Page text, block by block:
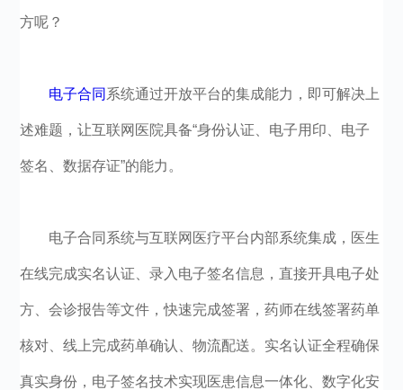
方呢？
电子合同 系统通过开放平台的集成能力，即可解决上
述难题，让互联网医院具备“身份认证、电子用印、电子
签名、数据存证”的能力。
电子合同系统与互联网医疗平台内部系统集成，医生
在线完成实名认证、录入电子签名信息，直接开具电子处
方、会诊报告等文件，快速完成签署，药师在线签署药单
核对、线上完成药单确认、物流配送。实名认证全程确保
真实身份，电子签名技术实现医患信息一体化、数字化安